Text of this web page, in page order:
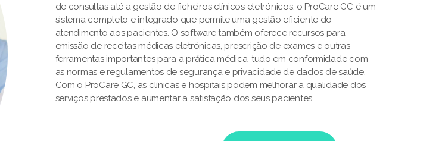
de consultas até a gestão de ficheiros clínicos eletrónicos, o ProCare GC é um
sistema completo e integrado que permite uma gestão eficiente do
atendimento aos pacientes. O software também oferece recursos para
emissão de receitas médicas eletrónicas, prescrição de exames e outras
ferramentas importantes para a prática médica, tudo em conformidade com
as normas e regulamentos de segurança e privacidade de dados de saúde.
Com o ProCare GC, as clínicas e hospitais podem melhorar a qualidade dos
serviços prestados e aumentar a satisfação dos seus pacientes.